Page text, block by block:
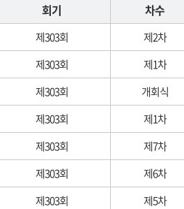
회기 차수
제303회 제2차
제303회 제1차
제303회 개회식
제303회 제1차
제303회 제7차
제303회 제6차
제303회 제5차